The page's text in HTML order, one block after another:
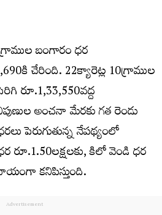
బంగారం ధర
చేరింది. 22క్యారెట్ల 10గ్రాముల
రూ.1,33,550వద్ద
అంచనా మేరకు గత రెండు
పెరుగుతున్న నేపథ్యంలో
రూ.1.50లక్షలకు, కిలో వెండి ధర
కనిపిస్తుంది.